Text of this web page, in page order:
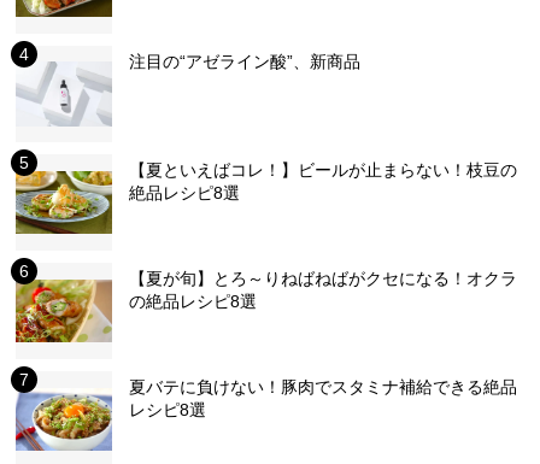
注目の“アゼライン酸”、新商品
【夏といえばコレ！】ビールが止まらない！枝豆の
絶品レシピ8選
【夏が旬】とろ～りねばねばがクセになる！オクラ
の絶品レシピ8選
夏バテに負けない！豚肉でスタミナ補給できる絶品
レシピ8選